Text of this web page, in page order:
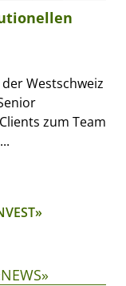
Westschweiz
zum Team